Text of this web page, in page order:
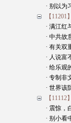
· 别以为
【11201】
· 满江红
· 中共故
· 有关双
· 人说富
· 给乐观
· 专制非
· 世界该
【11112】
· 震惊，
· 别小看